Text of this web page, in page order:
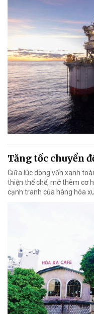
Tăng tốc chuyển
Giữa lúc dòng vốn xanh
thiện thể chế, mở thêm cơ
cạnh tranh của hàng hóa